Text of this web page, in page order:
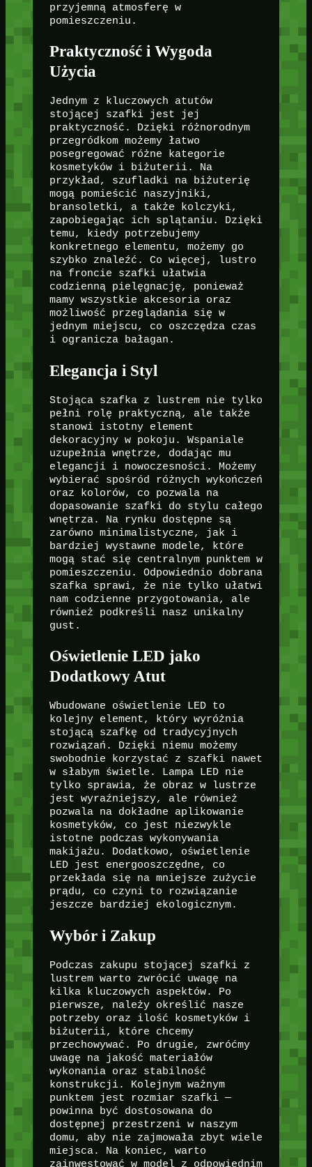
przyjemną atmosferę w
pomieszczeniu.
Praktyczność i Wygoda
Użycia
Jednym z kluczowych atutów
stojącej szafki jest jej
praktyczność. Dzięki różnorodnym
przegródkom możemy łatwo
posegregować różne kategorie
kosmetyków i biżuterii. Na
przykład, szufladki na biżuterię
mogą pomieścić naszyjniki,
bransoletki, a także kolczyki,
zapobiegając ich splątaniu. Dzięki
temu, kiedy potrzebujemy
konkretnego elementu, możemy go
szybko znaleźć. Co więcej, lustro
na froncie szafki ułatwia
codzienną pielęgnację, ponieważ
mamy wszystkie akcesoria oraz
możliwość przeglądania się w
jednym miejscu, co oszczędza czas
i ogranicza bałagan.
Elegancja i Styl
Stojąca szafka z lustrem nie tylko
pełni rolę praktyczną, ale także
stanowi istotny element
dekoracyjny w pokoju. Wspaniale
uzupełnia wnętrze, dodając mu
elegancji i nowoczesności. Możemy
wybierać spośród różnych wykończeń
oraz kolorów, co pozwala na
dopasowanie szafki do stylu całego
wnętrza. Na rynku dostępne są
zarówno minimalistyczne, jak i
bardziej wystawne modele, które
mogą stać się centralnym punktem w
pomieszczeniu. Odpowiednio dobrana
szafka sprawi, że nie tylko ułatwi
nam codzienne przygotowania, ale
również podkreśli nasz unikalny
gust.
Oświetlenie LED jako
Dodatkowy Atut
Wbudowane oświetlenie LED to
kolejny element, który wyróżnia
stojącą szafkę od tradycyjnych
rozwiązań. Dzięki niemu możemy
swobodnie korzystać z szafki nawet
w słabym świetle. Lampa LED nie
tylko sprawia, że obraz w lustrze
jest wyraźniejszy, ale również
pozwala na dokładne aplikowanie
kosmetyków, co jest niezwykle
istotne podczas wykonywania
makijażu. Dodatkowo, oświetlenie
LED jest energooszczędne, co
przekłada się na mniejsze zużycie
prądu, co czyni to rozwiązanie
jeszcze bardziej ekologicznym.
Wybór i Zakup
Podczas zakupu stojącej szafki z
lustrem warto zwrócić uwagę na
kilka kluczowych aspektów. Po
pierwsze, należy określić nasze
potrzeby oraz ilość kosmetyków i
biżuterii, które chcemy
przechowywać. Po drugie, zwróćmy
uwagę na jakość materiałów
wykonania oraz stabilność
konstrukcji. Kolejnym ważnym
punktem jest rozmiar szafki —
powinna być dostosowana do
dostępnej przestrzeni w naszym
domu, aby nie zajmowała zbyt wiele
miejsca. Na koniec, warto
zainwestować w model z odpowiednim